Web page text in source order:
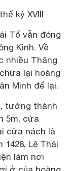
kỷ XVIII
Tổ vẫn đóng
Kinh. Về
nhiều Thăng
lại hoàng
Minh để lại.
tường thành
5m, cửa
cửa nách là
1428, Lê Thái
làm nơi